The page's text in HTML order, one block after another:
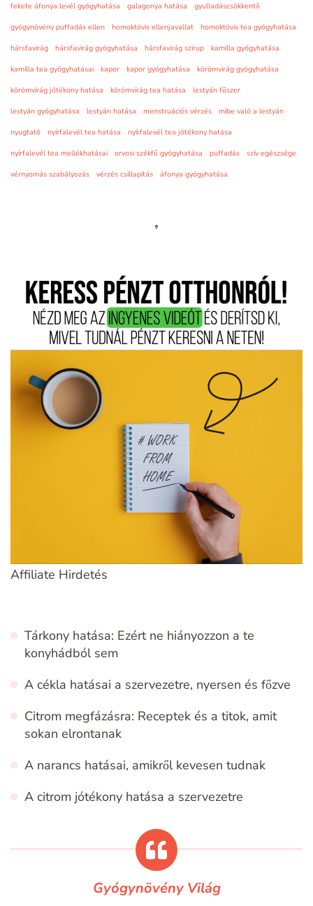
fekete áfonya levél gyógyhatása
galagonya hatása
gyulladáscsökkentő
gyógynövény puffadás ellen
homoktövis ellenjavallat
homoktövis tea gyógyhatása
hársfavirág
hársfavirág gyógyhatása hársfavirág szirup
kamilla gyógyhatása
kamilla tea gyógyhatásai
kapor kapor gyógyhatása
körömvirág gyógyhatása
körömvirág jótékony hatása
körömvirág tea hatása
lestyán fűszer
lestyán gyógyhatása
lestyán hatása menstruációs vérzés
mibe való a lestyán
nyugtató
nyírfalevél tea hatása
nyírfalevél tea jótékony hatása
nyírfalevél tea mellékhatásai
orvosi székfű gyógyhatása puffadás
szív egészsége
vérnyomás szabályozás
vérzés csillapítás áfonya gyógyhatása
Affiliate Hirdetés
Tárkony hatása: Ezért ne hiányozzon a te
konyhádból sem
A cékla hatásai a szervezetre, nyersen és főzve
Citrom megfázásra: Receptek és a titok, amit
sokan elrontanak
A narancs hatásai, amikről kevesen tudnak
A citrom jótékony hatása a szervezetre
Gyógynövény Világ